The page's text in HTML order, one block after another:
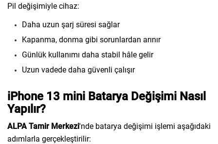
Pil değişimiyle cihaz:
Daha uzun şarj süresi sağlar
Kapanma, donma gibi sorunlardan arınır
Günlük kullanımı daha stabil hâle gelir
Uzun vadede daha güvenli çalışır
iPhone 13 mini Batarya Değişimi Nasıl
Yapılır?
ALPA Tamir Merkezi'nde batarya değişimi işlemi aşağıdaki
adımlarla gerçekleştirilir: